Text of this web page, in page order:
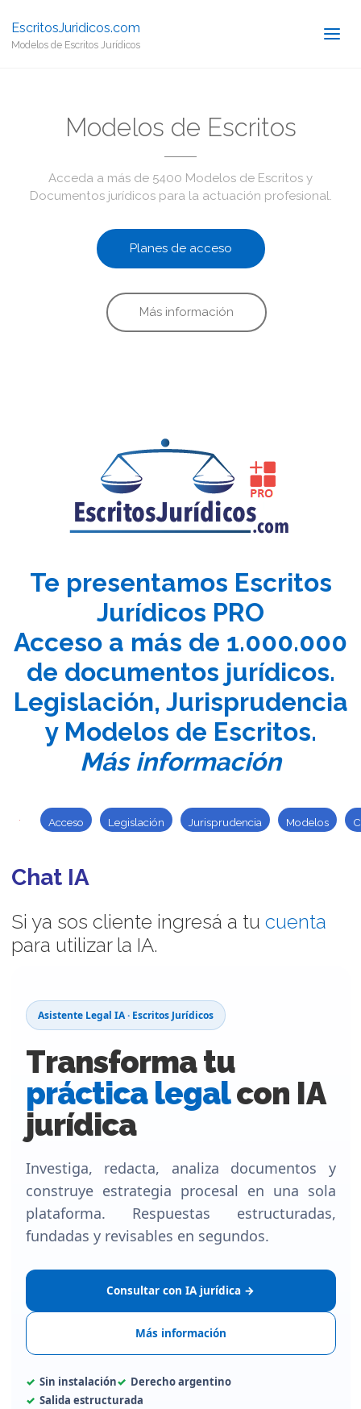
EscritosJuridicos.com
Modelos de Escritos Jurídicos
Modelos de Escritos
Acceda a más de 5400 Modelos de Escritos y
Documentos jurídicos para la actuación profesional.
Planes de acceso
Más información
Te presentamos Escritos
Jurídicos PRO
Acceso a más de 1.000.000
de documentos jurídicos.
Legislación, Jurisprudencia
y Modelos de Escritos.
Más información
Acceso Legislación Jurisprudencia Modelos
Chat IA
Si ya sos cliente ingresá a tu cuenta
para utilizar la IA.
Asistente Legal IA · Escritos Jurídicos
Transforma tu
práctica legalcon IA
jurídica
Investiga, redacta, analiza documentos y
construye estrategia procesal en una sola
plataforma. Respuestas estructuradas,
fundadas y revisables en segundos.
Consultar con IA jurídica →
Más información
Sin instalación
Derecho argentino
Salida estructurada